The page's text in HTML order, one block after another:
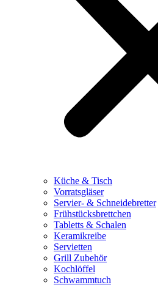
Küche & Tisch
Vorratsgläser
Servier- & Schneidebretter
Frühstücksbrettchen
Tabletts & Schalen
Keramikreibe
Servietten
Grill Zubehör
Kochlöffel
Schwammtuch